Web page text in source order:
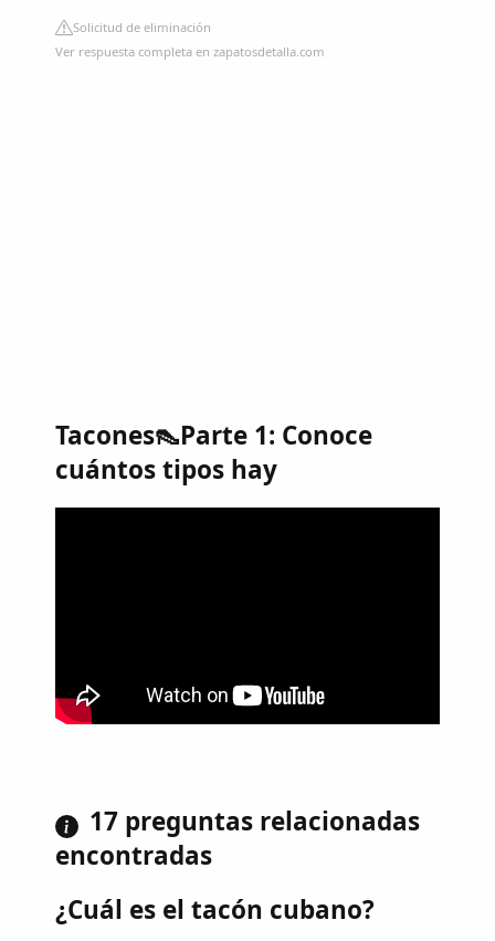
Solicitud de eliminación
Ver respuesta completa en zapatosdetalla.com
Tacones👠Parte 1: Conoce
cuántos tipos hay
17 preguntas relacionadas
encontradas
¿Cuál es el tacón cubano?